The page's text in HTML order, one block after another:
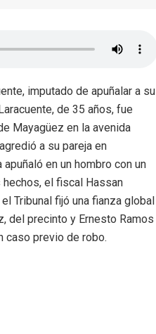
imputado de apuñalar a su
de 35 años, fue
Mayagüez en la avenida
a su pareja en
en un hombro con un
el fiscal Hassan
Tribunal fijó una fianza global
del precinto y Ernesto Ramos
caso previo de robo.